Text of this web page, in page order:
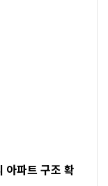
파트 구조 확